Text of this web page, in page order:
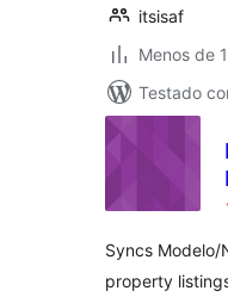
itsisaf
Menos de
Testado
Syncs Modelo/
property